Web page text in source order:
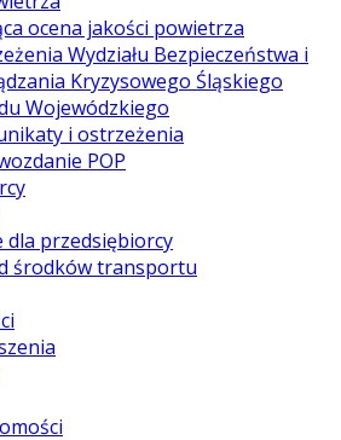
ocena jakości powietrza
Wydziału Bezpieczeństwa i
Kryzysowego Śląskiego
Wojewódzkiego
i ostrzeżenia
POP
dla przedsiębiorcy
środków transportu